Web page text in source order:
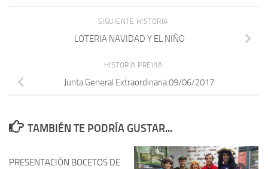
SIGUIENTE HISTORIA
LOTERIA NAVIDAD Y EL NIÑO
HISTORIA PREVIA
Junta General Extraordinaria 09/06/2017
TAMBIÉN TE PODRÍA GUSTAR...
PRESENTACIÓN BOCETOS DE